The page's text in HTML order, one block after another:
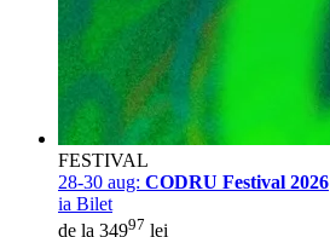
FESTIVAL
28-30 aug: CODRU Festival 2026
ia Bilet
de la 34997 lei